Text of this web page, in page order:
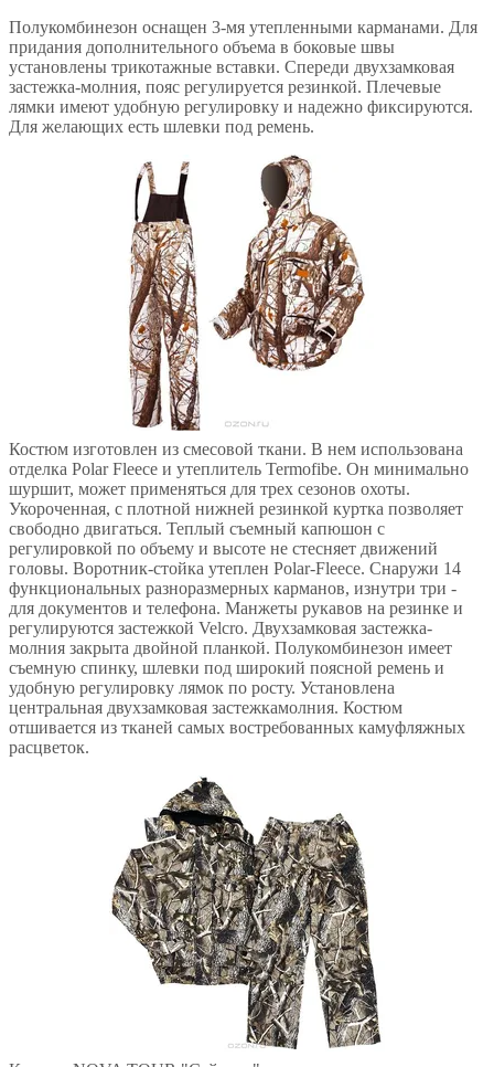
Полукомбинезон оснащен 3-мя утепленными карманами. Для
придания дополнительного объема в боковые швы
установлены трикотажные вставки. Спереди двухзамковая
застежка-молния, пояс регулируется резинкой. Плечевые
лямки имеют удобную регулировку и надежно фиксируются.
Для желающих есть шлевки под ремень.
Костюм изготовлен из смесовой ткани. В нем использована
отделка Polar Fleece и утеплитель Termofibe. Он минимально
шуршит, может применяться для трех сезонов охоты.
Укороченная, с плотной нижней резинкой куртка позволяет
свободно двигаться. Теплый съемный капюшон с
регулировкой по объему и высоте не стесняет движений
головы. Воротник-стойка утеплен Polar-Fleece. Снаружи 14
функциональных разноразмерных карманов, изнутри три -
для документов и телефона. Манжеты рукавов на резинке и
регулируются застежкой Velсro. Двухзамковая застежка-
молния закрыта двойной планкой. Полукомбинезон имеет
съемную спинку, шлевки под широкий поясной ремень и
удобную регулировку лямок по росту. Установлена
центральная двухзамковая застежкамолния. Костюм
отшивается из тканей самых востребованных камуфляжных
расцветок.